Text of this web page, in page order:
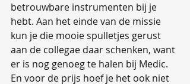
betrouwbare instrumenten bij je
hebt. Aan het einde van de missie
kun je die mooie spulletjes gerust
aan de collegae daar schenken, want
er is nog genoeg te halen bij Medic.
En voor de prijs hoef je het ook niet